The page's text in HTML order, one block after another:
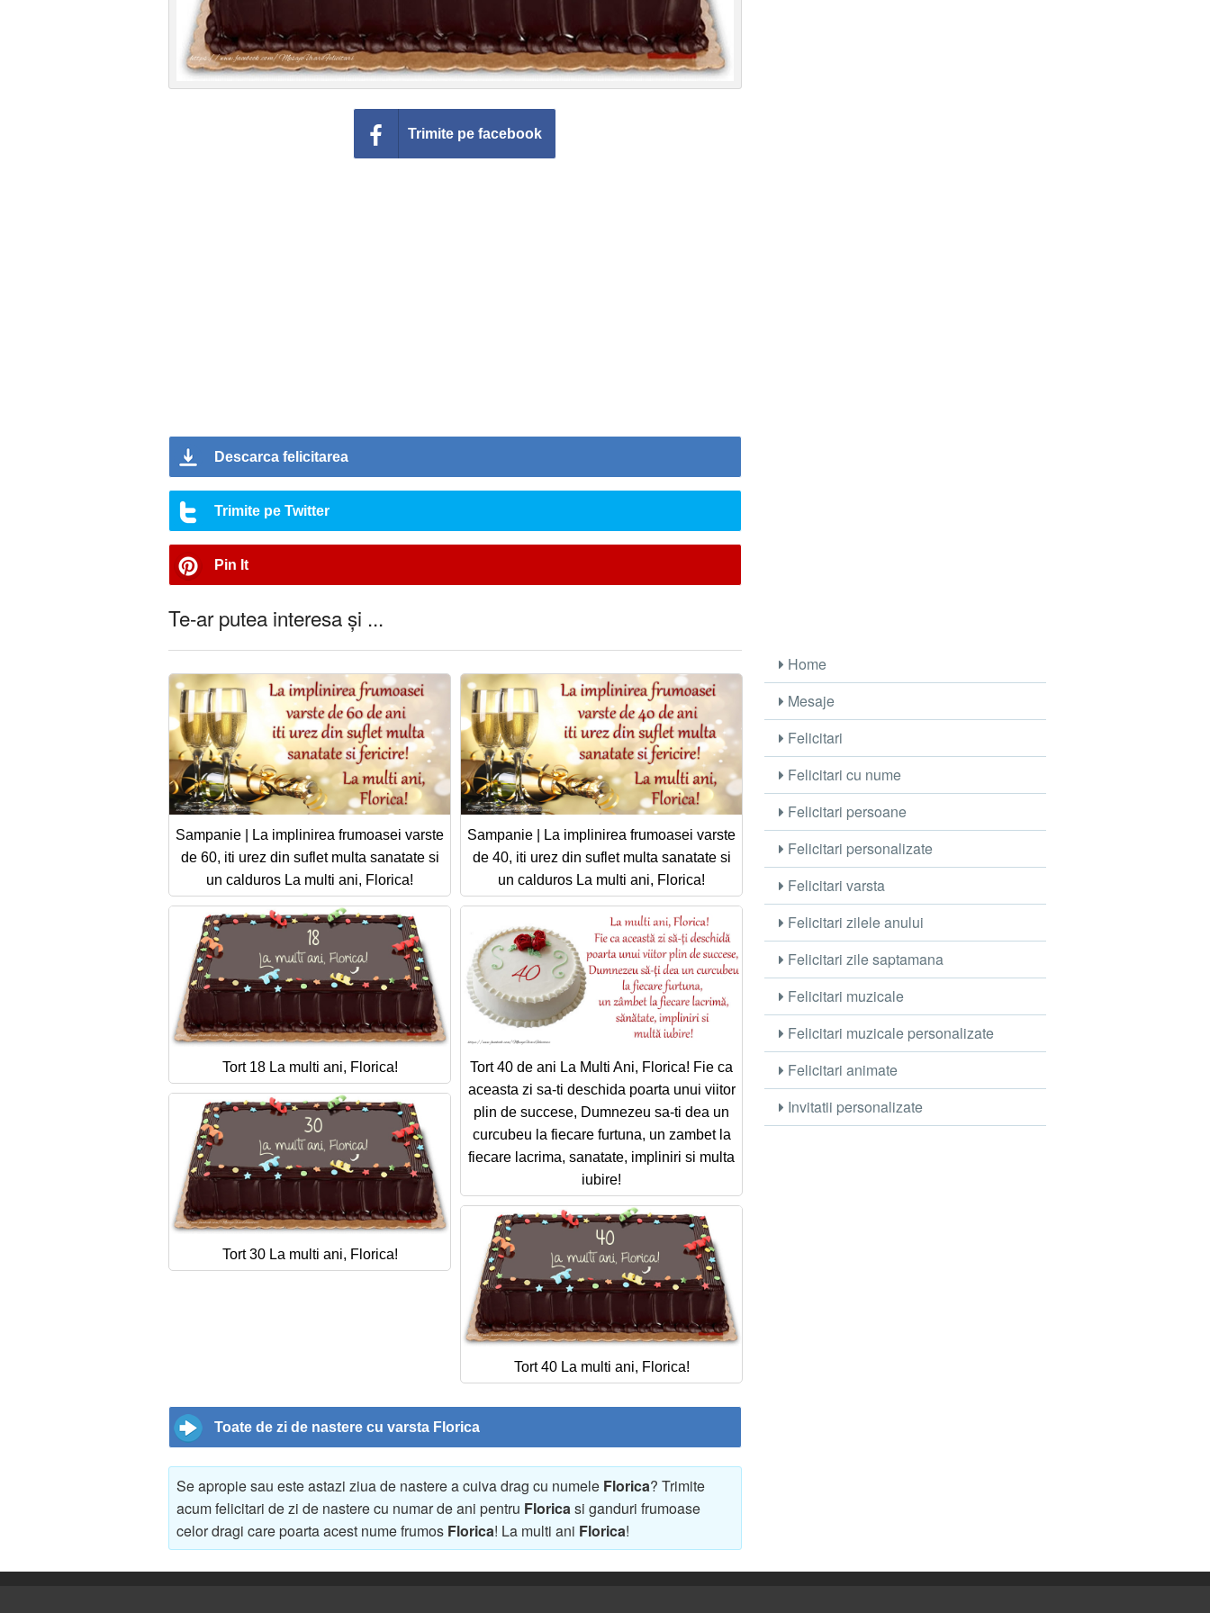
Trimite pe facebook
Descarca felicitarea
Trimite pe Twitter
Pin It
Te-ar putea interesa și ...
Sampanie | La implinirea frumoasei varste
de 60, iti urez din suflet multa sanatate si
un calduros La multi ani, Florica!
Sampanie | La implinirea frumoasei varste
de 40, iti urez din suflet multa sanatate si
un calduros La multi ani, Florica!
Tort 18 La multi ani, Florica!
Tort 40 de ani La Multi Ani, Florica! Fie ca
aceasta zi sa-ti deschida poarta unui viitor
plin de succese, Dumnezeu sa-ti dea un
curcubeu la fiecare furtuna, un zambet la
fiecare lacrima, sanatate, impliniri si multa
iubire!
Tort 30 La multi ani, Florica!
Tort 40 La multi ani, Florica!
Toate de zi de nastere cu varsta Florica
Se apropie sau este astazi ziua de nastere a cuiva drag cu numele Florica? Trimite
acum felicitari de zi de nastere cu numar de ani pentru Floricasi ganduri frumoase
celor dragi care poarta acest nume frumos Florica! La multi ani Florica!
Home
Mesaje
Felicitari
Felicitari cu nume
Felicitari persoane
Felicitari personalizate
Felicitari varsta
Felicitari zilele anului
Felicitari zile saptamana
Felicitari muzicale
Felicitari muzicale personalizate
Felicitari animate
Invitatii personalizate